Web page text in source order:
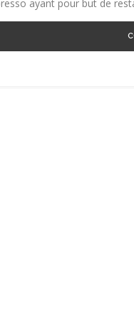
ayant pour but de